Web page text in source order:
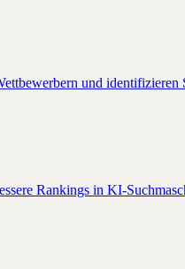
und identifizieren
Rankings in KI-